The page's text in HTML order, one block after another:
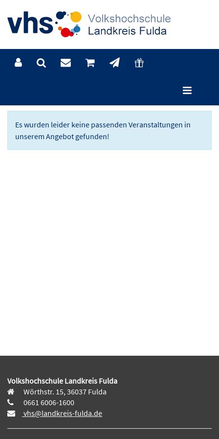
Es wurden leider keine passenden Veranstaltungen in
unserem Angebot gefunden!
Volkshochschule Landkreis Fulda
Wörthstr. 15, 36037 Fulda
0661 6006-1600
vhs@landkreis-fulda.de